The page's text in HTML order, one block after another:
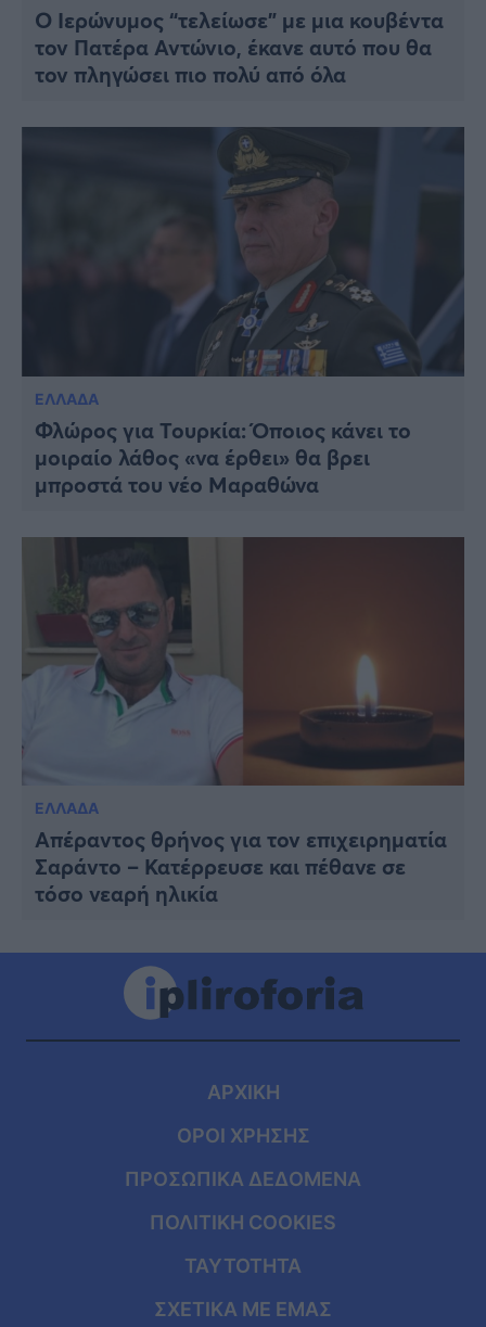
Ο Ιερώνυμος “τελείωσε” με μια κουβέντα
τον Πατέρα Αντώνιο, έκανε αυτό που θα
τον πληγώσει πιο πολύ από όλα
ΕΛΛΑΔΑ
Φλώρος για Τουρκία: Όποιος κάνει το
μοιραίο λάθος «να έρθει» θα βρει
μπροστά του νέο Μαραθώνα
ΕΛΛΑΔΑ
Απέραντος θρήνος για τον επιχειρηματία
Σαράντο – Κατέρρευσε και πέθανε σε
τόσο νεαρή ηλικία
ΑΡΧΙΚΗ
ΟΡΟΙ ΧΡΗΣΗΣ
ΠΡΟΣΩΠΙΚΑ ΔΕΔΟΜΕΝΑ
ΠΟΛΙΤΙΚΗ COOKIES
ΤΑΥΤΟΤΗΤΑ
ΣΧΕΤΙΚΑ ΜΕ ΕΜΑΣ